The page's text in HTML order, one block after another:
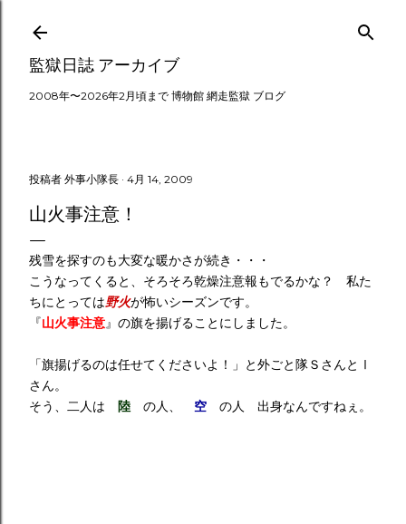
スキップしてメイン コンテンツに移動
監獄日誌 アーカイブ
2008年〜2026年2月頃まで 博物館 網走監獄 ブログ
投稿者 外事小隊長 4月 14, 2009
山火事注意！
残雪を探すのも大変な暖かさが続き・・・
こうなってくると、そろそろ乾燥注意報もでるかな？ 私た
ちにとっては野火が怖いシーズンです。
『山火事注意』の旗を揚げることにしました。
「旗揚げるのは任せてくださいよ！」と外ごと隊ＳさんとⅠ
さん。
そう、二人は 陸 の人、 空 の人 出身なんですねぇ。